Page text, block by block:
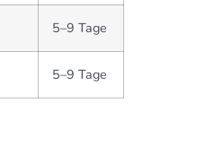
5–9 Tage
5–9 Tage